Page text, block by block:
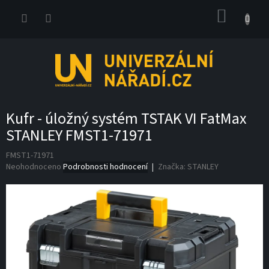
Kufr - úložný systém TSTAK VI FatMax
STANLEY FMST1-71971
FMST1-71971
Průměrné
hvězdiček.
Neohodnoceno Podrobnosti hodnocení Značka: STANLEY